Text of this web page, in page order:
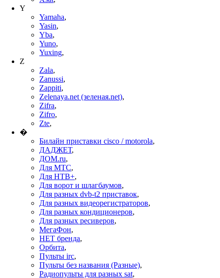
Y
Yamaha,
Yasin,
Yba,
Yuno,
Yuxing,
Z
Zala,
Zanussi,
Zappiti,
Zelenaya.net (зеленая.net),
Zifra,
Zifro,
Zte,
�
Билайн приставки cisco / motorola,
ДАДЖЕТ,
ДОМ.ru,
Для МТС,
Для НТВ+,
Для ворот и шлагбаумов,
Для разных dvb-t2 приставок,
Для разных видеорегистраторов,
Для разных кондиционеров,
Для разных ресиверов,
МегаФон,
НЕТ бренда,
Орбита,
Пульты irc,
Пульты без названия (Разные),
Радиопульты для разных sat,